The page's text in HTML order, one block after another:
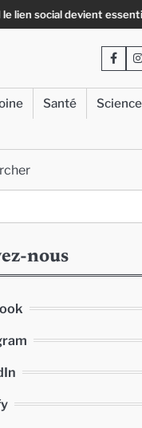
devient essentiel «
Santé
Science
nous